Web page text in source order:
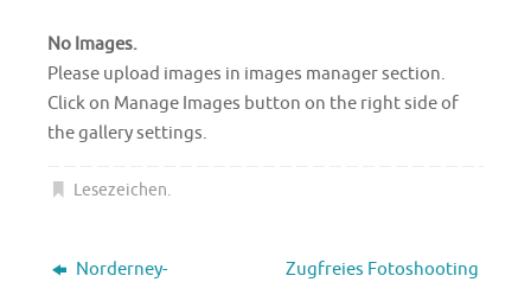
No Images.
Please upload images in images manager section.
Click on Manage Images button on the right side of
the gallery settings.
Lesezeichen.
Norderney-
Zugfreies Fotoshooting